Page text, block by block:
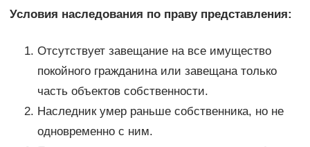
Условия наследования по праву представления:
Отсутствует завещание на все имущество
покойного гражданина или завещана только
часть объектов собственности.
Наследник умер раньше собственника, но не
одновременно с ним.